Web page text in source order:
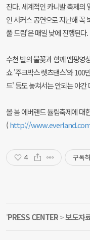
진다. 세계적인 카니발 축제의
인 서커스 공연으로 지난해 꼭
풀 드림'은 매일 낮에 진행된다.
수천 발의 불꽃과 함께 맵핑영
쇼 '주크박스 렛츠댄스'와 100
드' 등도 놓쳐서는 안되는 야간
올 봄 에버랜드 튤립축제에 대
(http://
4 구독
'PRESS CENTER >보도자